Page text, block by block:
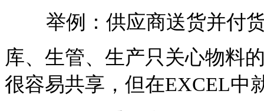
举例：供应商送货并付
库、生管、生产只关心物料
很容易共享，但在EXCEL中